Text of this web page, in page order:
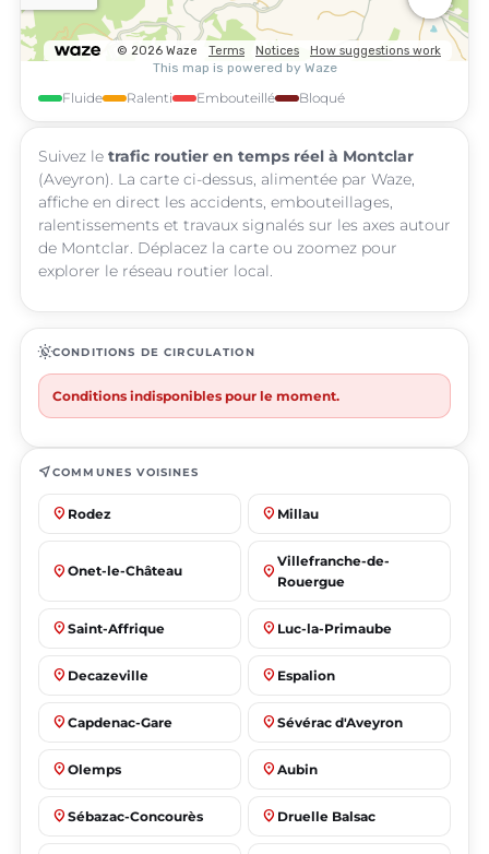
Fluide Ralenti Embouteillé Bloqué
Suivez le trafic routier en temps réel à Montclar
(Aveyron). La carte ci-dessus, alimentée par Waze,
affiche en direct les accidents, embouteillages,
ralentissements et travaux signalés sur les axes autour
de Montclar. Déplacez la carte ou zoomez pour
explorer le réseau routier local.
routineCONDITIONS DE CIRCULATION
Conditions indisponibles pour le moment.
near_meCOMMUNES VOISINES
place Rodez place Millau
place Onet-le-Château place
Villefranche-de-
Rouergue
place Saint-Affrique place Luc-la-Primaube
place Decazeville place Espalion
place Capdenac-Gare place Sévérac d'Aveyron
place Olemps place Aubin
place Sébazac-Concourès place Druelle Balsac